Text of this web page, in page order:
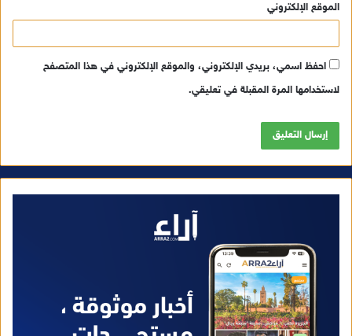
الموقع الإلكتروني
احفظ اسمي، بريدي الإلكتروني، والموقع الإلكتروني في هذا المتصفح
لاستخدامها المرة المقبلة في تعليقي.